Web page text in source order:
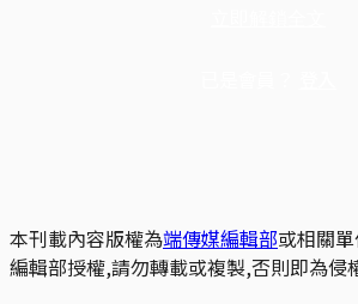
本刊載內容版權為端傳媒編輯部或相關
編輯部授權,請勿轉載或複製,否則即為侵